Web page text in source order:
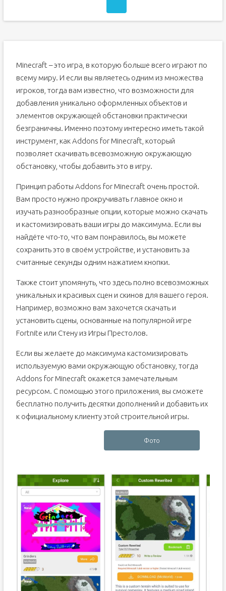
Minecraft – это игра, в которую больше всего играют по
всему миру. И если вы являетесь одним из множества
игроков, тогда вам известно, что возможности для
добавления уникально оформленных объектов и
элементов окружающей обстановки практически
безграничны. Именно поэтому интересно иметь такой
инструмент, как Addons for Minecraft, который
позволяет скачивать всевозможную окружающую
обстановку, чтобы добавить это в игру.
Принцип работы Addons for Minecraft очень простой.
Вам просто нужно прокручивать главное окно и
изучать разнообразные опции, которые можно скачать
и кастомизировать ваши игры до максимума. Если вы
найдёте что-то, что вам понравилось, вы можете
сохранить это в своём устройстве, и установить за
считанные секунды одним нажатием кнопки.
Также стоит упомянуть, что здесь полно всевозможных
уникальных и красивых сцен и скинов для вашего героя.
Например, возможно вам захочется скачать и
установить сцены, основанные на популярной игре
Fortnite или Стену из Игры Престолов.
Если вы желаете до максимума кастомизировать
используемую вами окружающую обстановку, тогда
Addons for Minecraft окажется замечательным
ресурсом. С помощью этого приложения, вы сможете
бесплатно получить десятки дополнений и добавить их
к официальному клиенту этой строительной игры.
Фото